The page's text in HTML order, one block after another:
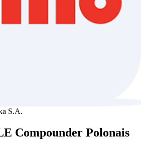
S.A.
Compounder Polonais